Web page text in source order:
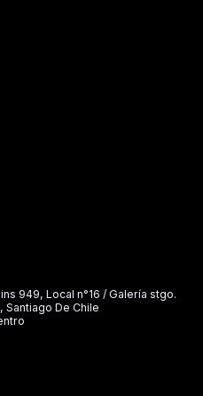
949, Local n°16 / Galería stgo.
Santiago De Chile